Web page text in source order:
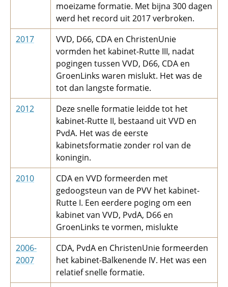
moeizame formatie. Met bijna 300 dagen
werd het record uit 2017 verbroken.
2017
VVD, D66, CDA en ChristenUnie
vormden het kabinet-Rutte III, nadat
pogingen tussen VVD, D66, CDA en
GroenLinks waren mislukt. Het was de
tot dan langste formatie.
2012
Deze snelle formatie leidde tot het
kabinet-Rutte II, bestaand uit VVD en
PvdA. Het was de eerste
kabinetsformatie zonder rol van de
koningin.
2010
CDA en VVD formeerden met
gedoogsteun van de PVV het kabinet-
Rutte I. Een eerdere poging om een
kabinet van VVD, PvdA, D66 en
GroenLinks te vormen, mislukte
2006-
2007
CDA, PvdA en ChristenUnie formeerden
het kabinet-Balkenende IV. Het was een
relatief snelle formatie.